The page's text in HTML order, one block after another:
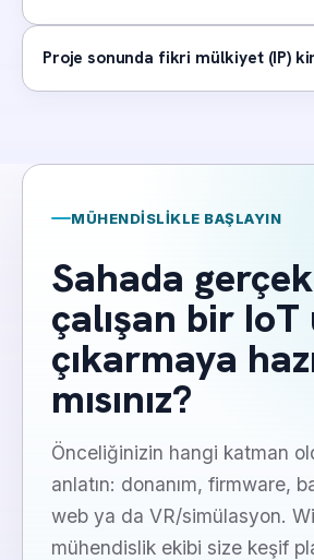
Proje sonunda fikri mülkiyet (IP)
MÜHENDISLIKLE BAŞLAYIN
Sahada
çalışan bir
çıkarmaya
mısınız?
Önceliğinizin hangi katman
anlatın: donanım, firmware,
web ya da VR/simülasyon.
mühendislik ekibi size keşif